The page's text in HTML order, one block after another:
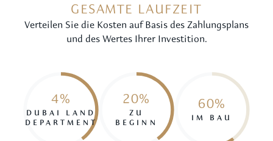
GESAMTE LAUFZEIT
Verteilen Sie die Kosten auf Basis des Zahlungsplans
und des Wertes Ihrer Investition.
4%
DUBAI LAND
DEPARTMENT
20%
ZU
BEGINN
60%
IM BAU